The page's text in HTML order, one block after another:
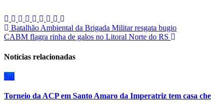
Navegação
de
Post
Batalhão Ambiental da Brigada Militar resgata bugio
CABM flagra rinha de galos no Litoral Norte do RS
Notícias relacionadas
Sul
Torneio da ACP em Santo Amaro da Imperatriz tem casa